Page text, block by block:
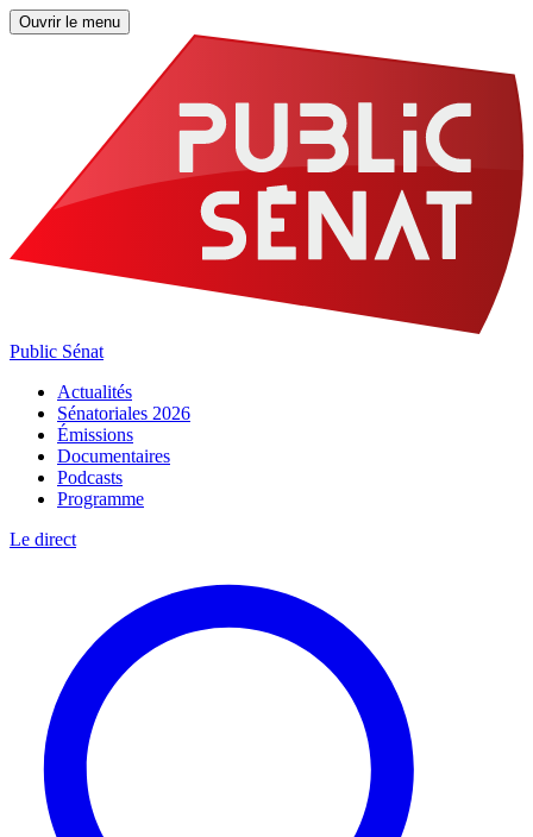
Ouvrir le menu
Public Sénat
Actualités
Sénatoriales 2026
Émissions
Documentaires
Podcasts
Programme
Le direct